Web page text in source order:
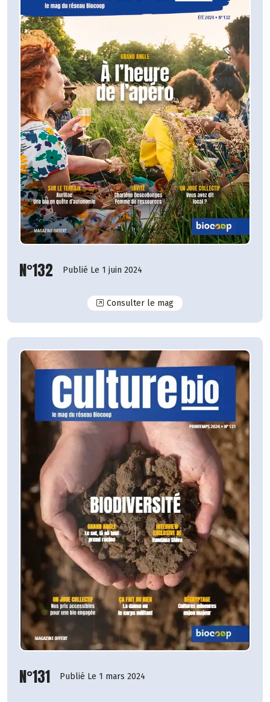
N°132 Publié Le 1 juin 2024
Consulter le magN°132
N°131 Publié Le 1 mars 2024